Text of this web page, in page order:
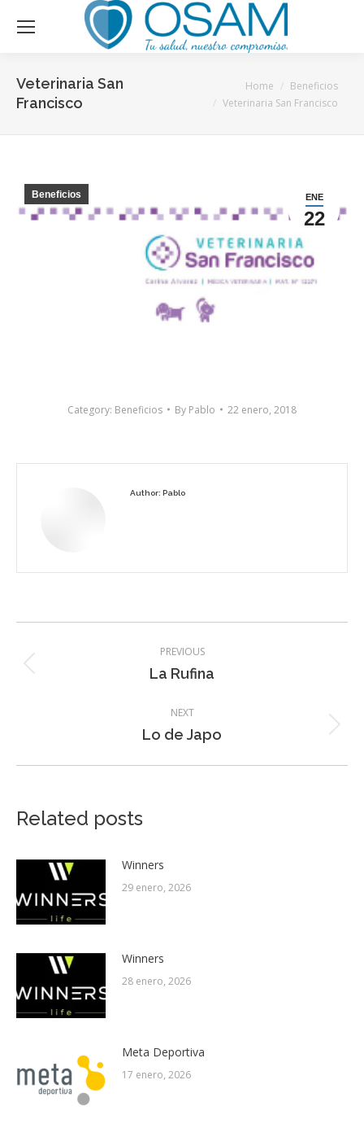
Veterinaria San
Francisco
Home
Beneficios
Veterinaria San Francisco
ENE
22
Beneficios
Category: Beneficios By Pablo 22 enero, 2018
Author: Pablo
navigation
PREVIOUS
Previous
La Rufina
NEXT
Next
Lo de Japo
Related posts
Winners
29 enero, 2026
Winners
28 enero, 2026
Meta Deportiva
17 enero, 2026